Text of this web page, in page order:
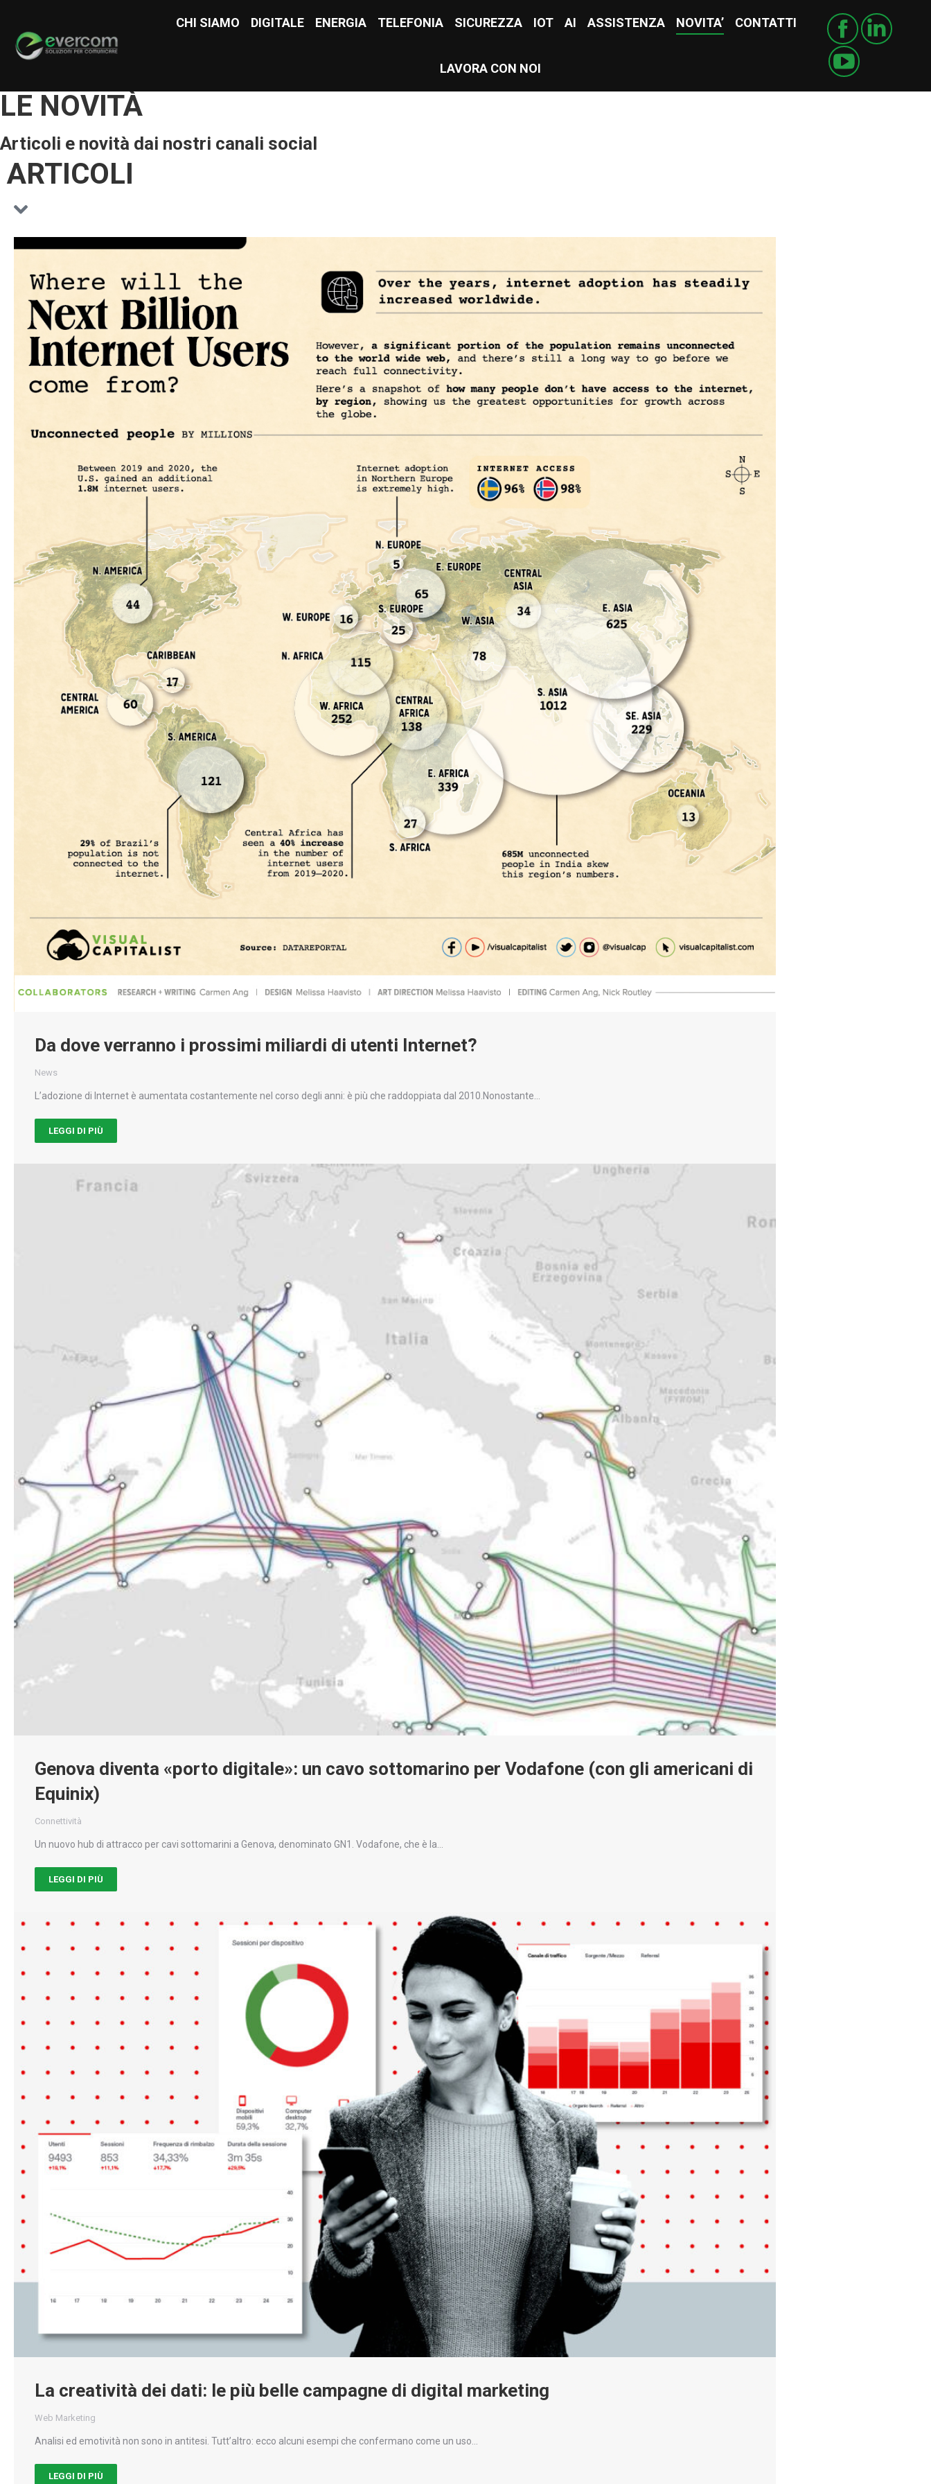
CHI SIAMO DIGITALE ENERGIA TELEFONIA SICUREZZA IOT AI ASSISTENZA NOVITA’ CONTATTI
LAVORA CON NOI
LE NOVITÀ
Articoli e novità dai nostri canali social
ARTICOLI
Da dove verranno i prossimi miliardi di utenti Internet?
News
L’adozione di Internet è aumentata costantemente nel corso degli anni: è più che raddoppiata dal 2010.Nonostante…
LEGGI DI PIÙ
Genova diventa «porto digitale»: un cavo sottomarino per Vodafone (con gli americani di
Equinix)
Connettività
Un nuovo hub di attracco per cavi sottomarini a Genova, denominato GN1. Vodafone, che è la…
LEGGI DI PIÙ
La creatività dei dati: le più belle campagne di digital marketing
Web Marketing
Analisi ed emotività non sono in antitesi. Tutt’altro: ecco alcuni esempi che confermano come un uso…
LEGGI DI PIÙ
CHI SIAMO DIGITALE ENERGIA TELEFONIA SICUREZZA IOT AI ASSISTENZA NOVITA’ CONTATTI
LAVORA CON NOI